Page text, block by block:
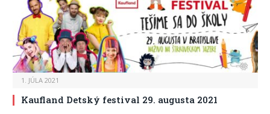
1. JÚLA 2021
Kaufland Detský festival 29. augusta 2021